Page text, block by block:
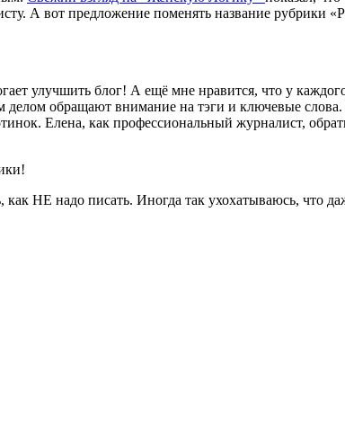
А вот предложение поменять название рубрики
улучшить блог! А ещё мне нравится, что у
обращают внимание на тэги и ключевые слова.
Елена, как профессиональный журналист,
как НЕ надо писать. Иногда так ухохатываюсь, что